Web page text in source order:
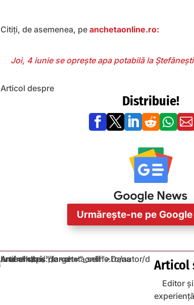
Citiți, de asemenea, pe anchetaonline.ro:
Joi, 4 iunie se oprește apa potabilă la Ștefănești
Articol despre
Distribuie!
     
Urmărește-ne pe
Articol
Editor